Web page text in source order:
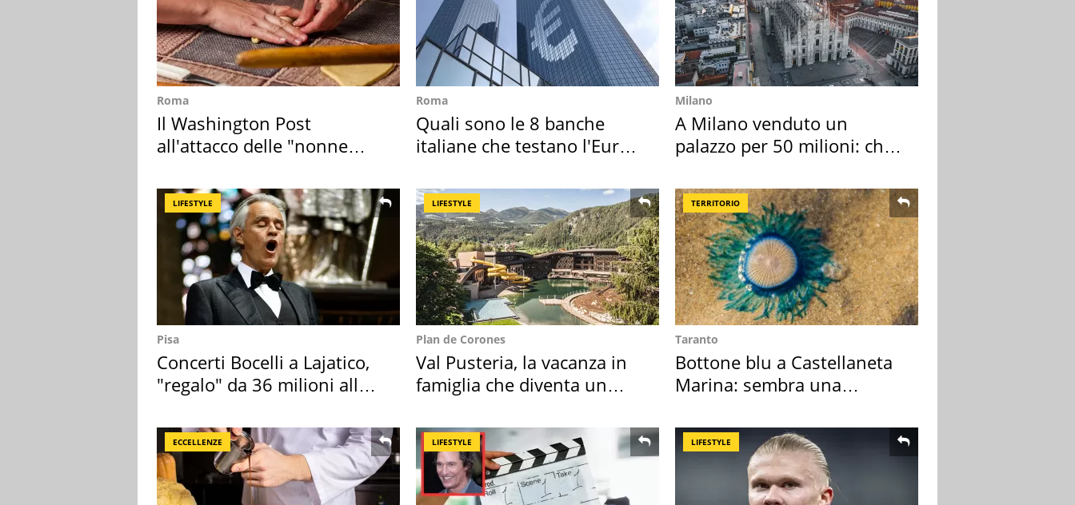
Roma
Il Washington Post
all'attacco delle "nonne
Roma
Quali sono le 8 banche
italiane che testano l'Euro
Milano
A Milano venduto un
palazzo per 50 milioni: chi
LIFESTYLE
Pisa
Concerti Bocelli a Lajatico,
"regalo" da 36 milioni alla
LIFESTYLE
Plan de Corones
Val Pusteria, la vacanza in
famiglia che diventa un
TERRITORIO
Taranto
Bottone blu a Castellaneta
Marina: sembra una
ECCELLENZE LIFESTYLE LIFESTYLE